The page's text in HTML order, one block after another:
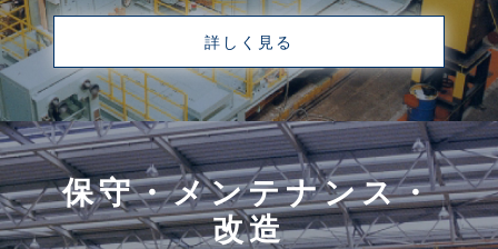
詳しく見る
保守・メンテナンス・
改造